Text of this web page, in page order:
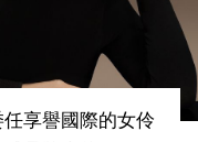
享譽國際的女伶